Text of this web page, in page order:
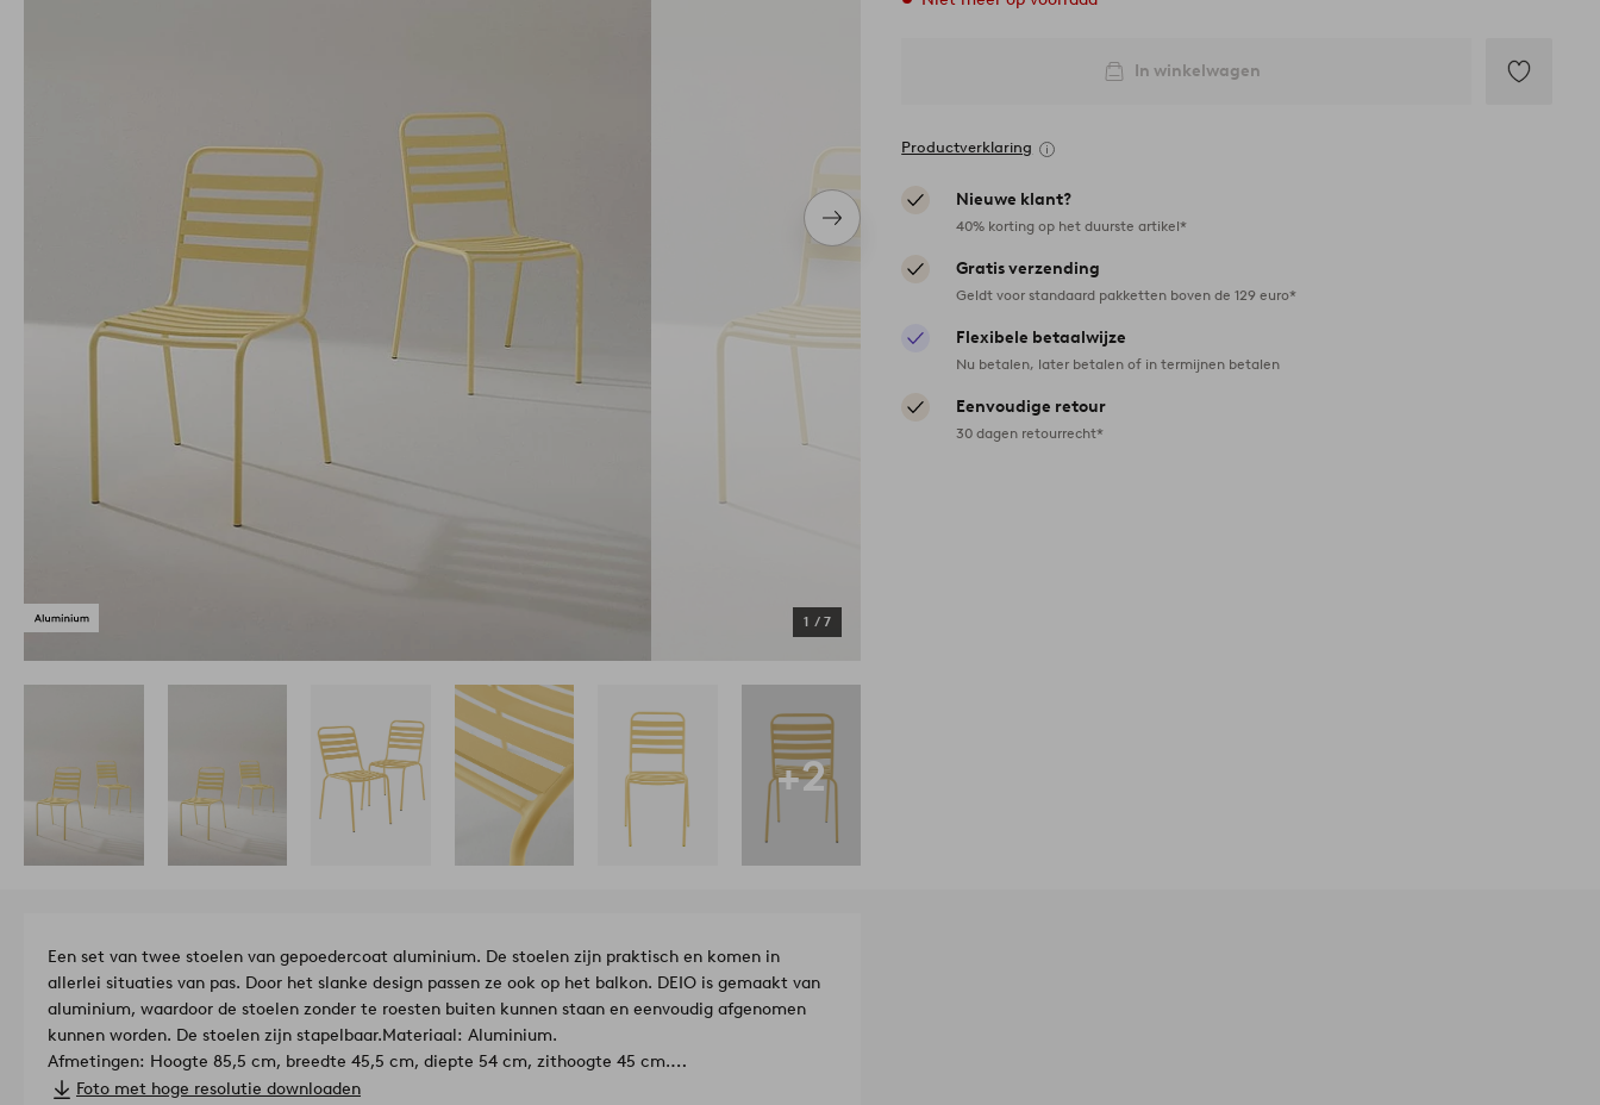
Volgend
item
1 / 7
In winkelwagen
Productverklaring
Nieuwe klant?
40% korting op het duurste artikel*
Gratis verzending
Geldt voor standaard pakketten boven de 129 euro*
Flexibele betaalwijze
Nu betalen, later betalen of in termijnen betalen
Eenvoudige retour
30 dagen retourrecht*
+2
Een set van twee stoelen van gepoedercoat aluminium. De stoelen zijn praktisch en komen in
allerlei situaties van pas. Door het slanke design passen ze ook op het balkon. DEIO is gemaakt van
aluminium, waardoor de stoelen zonder te roesten buiten kunnen staan en eenvoudig afgenomen
kunnen worden. De stoelen zijn stapelbaar.Materiaal: Aluminium.
Afmetingen: Hoogte 85,5 cm, breedte 45,5 cm, diepte 54 cm, zithoogte 45 cm.
Maximaal gewicht: 90 kg.
Foto met hoge resolutie downloaden